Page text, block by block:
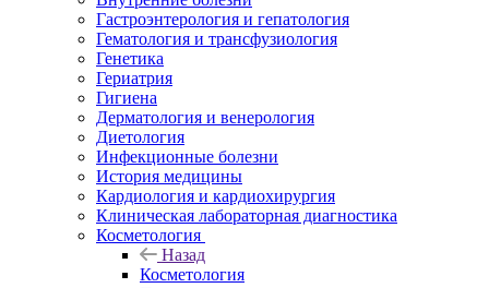
Гастроэнтерология и гепатология
Гематология и трансфузиология
Генетика
Гериатрия
Гигиена
Дерматология и венерология
Диетология
Инфекционные болезни
История медицины
Кардиология и кардиохирургия
Клиническая лабораторная диагностика
Косметология
Назад
Косметология